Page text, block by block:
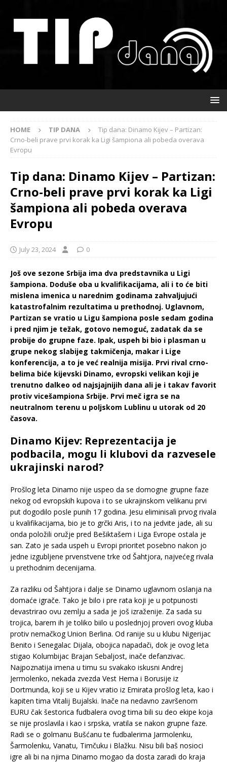
HOME TIP DANA
Tip dana: Dinamo Kijev – Partizan:
Crno-beli prave prvi korak ka Ligi šampiona ali pobeda overava
Evropu
Tip dana: Dinamo Kijev – Partizan:
Crno-beli prave prvi korak ka Ligi
šampiona ali pobeda overava
Evropu
July 23, 2024 0
Još ove sezone Srbija ima dva predstavnika u Ligi
šampiona. Doduše oba u kvalifikacijama, ali i to će biti
mislena imenica u narednim godinama zahvaljujući
katastrofalnim rezultatima u prethodnoj. Uglavnom,
Partizan se vratio u Ligu šampiona posle sedam godina
i pred njim je težak, gotovo nemoguć, zadatak da se
probije do grupne faze. Ipak, uspeh bi bio i plasman u
grupe nekog slabijeg takmičenja, makar i Lige
konferencija, a to je već realnija misija. Prvi rival crno-
belima biće kijevski Dinamo, evropski velikan koji je
trenutno dalkeo od najsjajnijih dana ali je i takav favorit
protiv vicešampiona Srbije. Prvi meč igra se na
neutralnom terenu u poljskom Lublinu u utorak od 20
časova.
Dinamo Kijev: Reprezentacija je
podbacila, mogu li klubovi da razvesele
ukrajinski narod?
Prošlog leta Dinamo nije uspeo da se domogne grupne faze
nekog od evropskih kupova i to se ukrajinskom velikanu prvi
put dogodilo posle punih 17 godina. Jesu eliminisali prvog rivala
u kvalifikacijama, bio je to grčki Aris, i to na jedvite jade, ali su
onda položili oružje pred Bešiktašem i Liga Evrope ostala je
san. Zato je sada uspeh u Evropi prioritet posebno nakon jo
jedne izgubljene prvenstvene trke od Šahtjora, najvećeg rivala
u prethodnim decenijama.
Za razliku od Šahtjora i dalje se Dinamo uglavnom oslanja na
domaće igrače. Tako je bilo i pre rata koji je u potpunosti
devastrirao ovu zemlju a sada je još izraženije. Za sada su
trojica, barem ih je toliko biilo u poslednjoj proveri ovog kluba
protiv nemačkog Union Berlina. Od ranije su u klubu Nigerijac
Benito i Senegalac Dijala, obojica napadači, dok je ovog leta
stigao Kolumbijac Brajan Sebaljost, inače defanzivac.
Najpoznatija imena u timu su svakako iskusni Andrej
Jermolenko, nekada zvezda Vest Hema i Borusije iz
Dortmunda, koji se u Kijev vratio iz Emirata prošlog leta, kao i
kapiten tima Vitalij Bujalski. Inače na nedavno završenom
EURU čak šestorica fudbalera ovog tima bili su deo ekipe koja
se nije proslavila i kao i srpska, vratila se nakon grupne faze.
Radi se o golmanu Bušćanu te fudbalerima Jarmolenku,
Šarmolenku, Vanatu, Timčuku i Blažku. Nisu bili baš nosioci
igre ali bi na njima Dinamo mogao da dosta zaradi do kraja